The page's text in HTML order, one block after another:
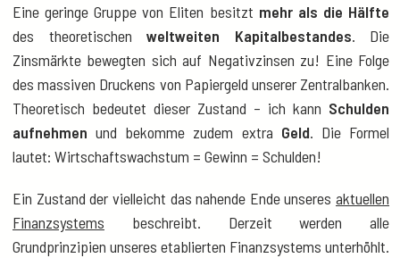
Eine geringe Gruppe von Eliten besitzt mehr als die Hälfte
des theoretischen weltweiten Kapitalbestandes. Die
Zinsmärkte bewegten sich auf Negativzinsen zu! Eine Folge
des massiven Druckens von Papiergeld unserer Zentralbanken.
Theoretisch bedeutet dieser Zustand – ich kann Schulden
aufnehmen und bekomme zudem extra Geld. Die Formel
lautet: Wirtschaftswachstum = Gewinn = Schulden!
Ein Zustand der vielleicht das nahende Ende unseres aktuellen
Finanzsystems beschreibt. Derzeit werden alle
Grundprinzipien unseres etablierten Finanzsystems unterhöhlt.